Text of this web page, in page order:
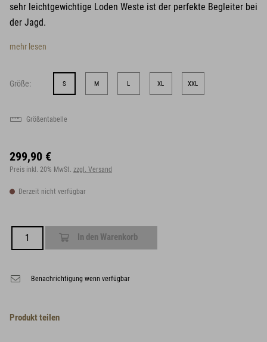
sehr leichtgewichtige Loden Weste ist der perfekte Begleiter bei
der Jagd.
mehr lesen
Größe: S M L XL XXL
Größentabelle
299,90 €
Preis inkl. 20% MwSt. zzgl. Versand
Derzeit nicht verfügbar
In den Warenkorb
Benachrichtigung wenn verfügbar
Produkt teilen